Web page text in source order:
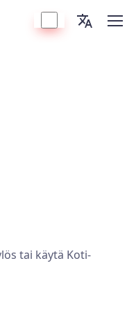
tai käytä Koti-